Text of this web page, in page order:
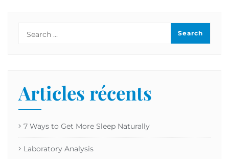
Articles récents
7 Ways to Get More Sleep Naturally
Laboratory Analysis